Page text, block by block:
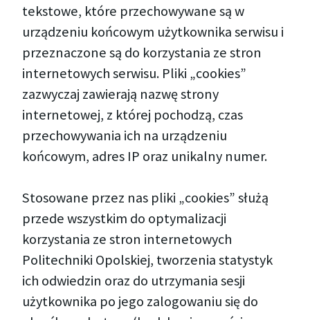
tekstowe, które przechowywane są w
urządzeniu końcowym użytkownika serwisu i
przeznaczone są do korzystania ze stron
internetowych serwisu. Pliki „cookies”
zazwyczaj zawierają nazwę strony
internetowej, z której pochodzą, czas
przechowywania ich na urządzeniu
końcowym, adres IP oraz unikalny numer.
Stosowane przez nas pliki „cookies” służą
przede wszystkim do optymalizacji
korzystania ze stron internetowych
Politechniki Opolskiej, tworzenia statystyk
ich odwiedzin oraz do utrzymania sesji
użytkownika po jego zalogowaniu się do